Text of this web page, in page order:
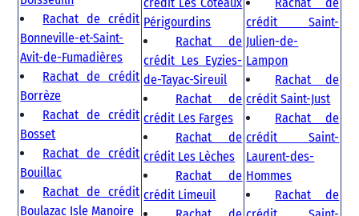
Rachat de crédit
Bonneville-et-Saint-
Avit-de-Fumadières
Rachat de crédit
Borrèze
Rachat de crédit
Bosset
Rachat de crédit
Bouillac
Rachat de crédit
Boulazac Isle Manoire
crédit Les Coteaux
Périgourdins
Rachat de
crédit Les Eyzies-
de-Tayac-Sireuil
Rachat de
crédit Les Farges
Rachat de
crédit Les Lèches
Rachat de
crédit Limeuil
Rachat de
crédit Saint-
Julien-de-
Lampon
Rachat de
crédit Saint-Just
Rachat de
crédit Saint-
Laurent-des-
Hommes
Rachat de